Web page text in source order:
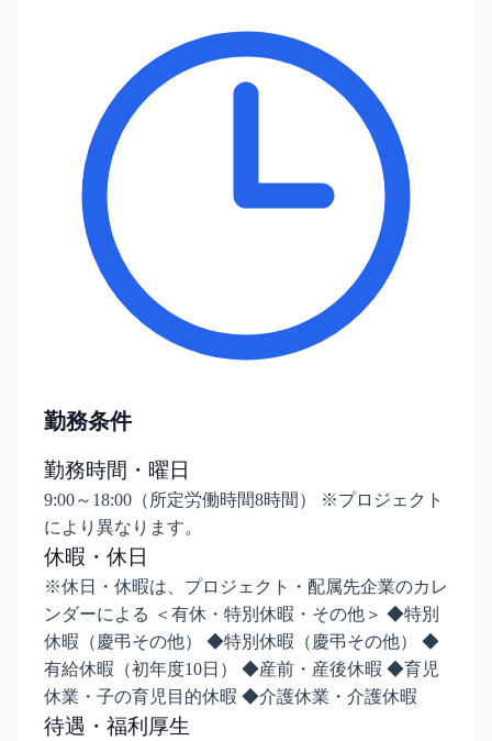
勤務条件
勤務時間・曜日
9:00～18:00（所定労働時間8時間） ※プロジェクト
により異なります。
休暇・休日
※休日・休暇は、プロジェクト・配属先企業のカレ
ンダーによる ＜有休・特別休暇・その他＞ ◆特別
休暇（慶弔その他） ◆特別休暇（慶弔その他） ◆
有給休暇（初年度10日） ◆産前・産後休暇 ◆育児
休業・子の育児目的休暇 ◆介護休業・介護休暇
待遇・福利厚生